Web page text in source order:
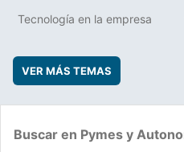
Tecnología en la empresa
VER MÁS TEMAS